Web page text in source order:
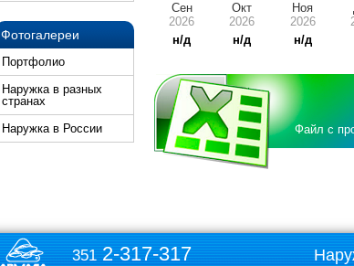
Фотогалереи
Портфолио
Наружка в разных
странах
Наружка в России
Сен
2026
н/д
Окт
2026
н/д
Ноя
2026
н/д
Файл с
3512-317-317